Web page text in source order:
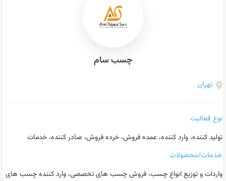
چسب سام
تهران
نوع فعالیت
تولید کننده، وارد کننده، عمده فروش، خرده فروش، صادر کننده، خدمات
خدمات/محصولات
واردات و توزیع انواع چسب، فروش چسب های تخصصی، وارد کننده چسب های